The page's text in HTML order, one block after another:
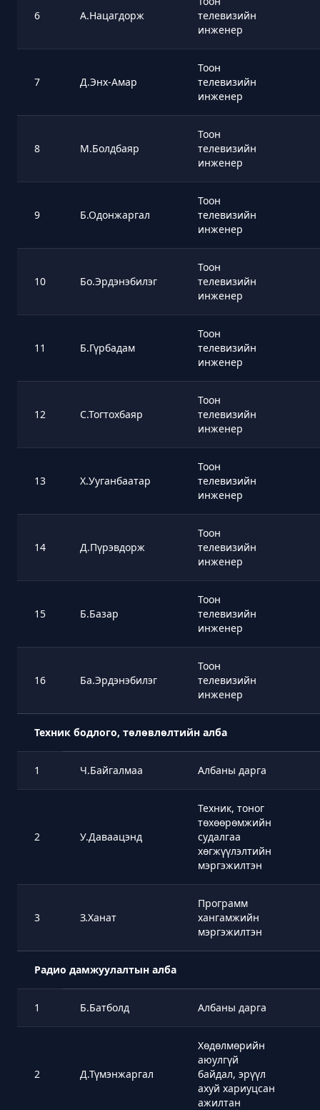
6 А.Нацагдорж
телевизийн
инженер
7 Д.Энх-Амар
Тоон
телевизийн
инженер
8 М.Болдбаяр
Тоон
телевизийн
инженер
9 Б.Одонжаргал
Тоон
телевизийн
инженер
10 Бо.Эрдэнэбилэг
Тоон
телевизийн
инженер
11 Б.Гүрбадам
Тоон
телевизийн
инженер
12 С.Тогтохбаяр
Тоон
телевизийн
инженер
13 Х.Ууганбаатар
Тоон
телевизийн
инженер
14 Д.Пүрэвдорж
Тоон
телевизийн
инженер
15 Б.Базар
Тоон
телевизийн
инженер
16 Ба.Эрдэнэбилэг
Тоон
телевизийн
инженер
Техник бодлого, төлөвлөлтийн алба
1 Ч.Байгалмаа Албаны дарга
2 У.Даваацэнд
Техник, тоног
төхөөрөмжийн
судалгаа
хөгжүүлэлтийн
мэргэжилтэн
3 З.Ханат
Программ
хангамжийн
мэргэжилтэн
Радио дамжуулалтын алба
1 Б.Батболд Албаны дарга
2 Д.Түмэнжаргал
Хөдөлмөрийн
аюулгүй
байдал, эрүүл
ахуй хариуцсан
ажилтан